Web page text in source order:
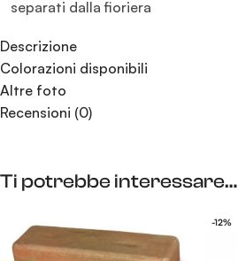
separati dalla fioriera
Descrizione
Colorazioni disponibili
Altre foto
Recensioni (0)
Ti potrebbe interessare…
-12%